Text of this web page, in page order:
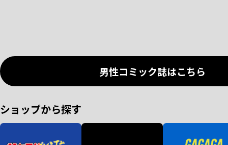
男性コミック誌はこちら
ショップから探す